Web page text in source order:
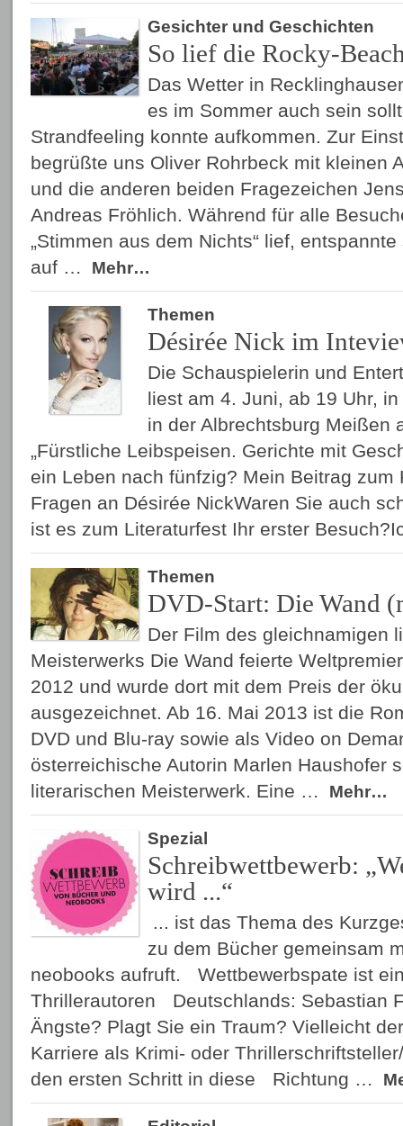
Gesichter und Geschichten
So lief die Rocky-
Das Wetter in
es im Sommer auch sein
Strandfeeling konnte aufkommen. Zur
begrüßte uns Oliver Rohrbeck mit kleinen
und die anderen beiden Fragezeichen
Andreas Fröhlich. Während für alle
„Stimmen aus dem Nichts“ lief,
auf …
Mehr…
Themen
Désirée Nick im
Die Schauspielerin und
liest am 4. Juni, ab 19 Uhr,
in der Albrechtsburg Meißen
„Fürstliche Leibspeisen. Gerichte mit
ein Leben nach fünfzig? Mein Beitrag zum
Fragen an Désirée NickWaren Sie auch
ist es zum Literaturfest Ihr erster
Themen
DVD-Start: Die Wand
Der Film des gleichnamigen
Meisterwerks Die Wand feierte
2012 und wurde dort mit dem Preis der
ausgezeichnet. Ab 16. Mai 2013 ist die
DVD und Blu-ray sowie als Video on
österreichische Autorin Marlen Haushofer
literarischen Meisterwerk. Eine …
Mehr…
Spezial
Schreibwettbewerb:
wird ...“
... ist das Thema des
zu dem Bücher gemeinsam
neobooks aufruft. Wettbewerbspate ist
Thrillerautoren Deutschlands: Sebastian
Ängste? Plagt Sie ein Traum? Vielleicht
Karriere als Krimi- oder
den ersten Schritt in diese Richtung …